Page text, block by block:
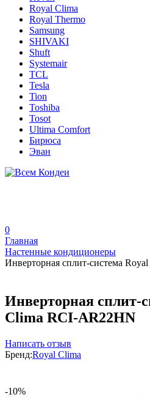
Royal Clima
Royal Thermo
Samsung
SHIVAKI
Shuft
Systemair
TCL
Tesla
Tion
Toshiba
Tosot
Ultima Comfort
Бирюса
Эван
0
Главная
Настенные кондиционеры
Инверторная сплит-система
Инверторная сплит-
Clima RCI-AR22HN
Написать отзыв
Бренд:Royal Clima
-10%